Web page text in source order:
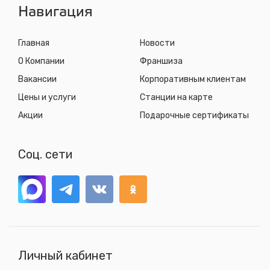
Навигация
Главная
О Компании
Вакансии
Цены и услуги
Акции
Новости
Франшиза
Корпоративным клиентам
Станции на карте
Подарочные сертификаты
Соц. сети
Личный кабинет